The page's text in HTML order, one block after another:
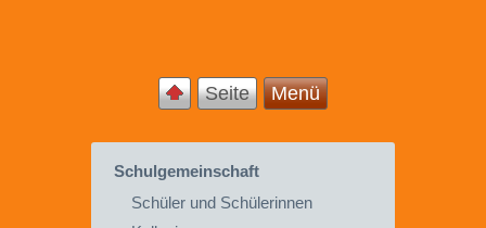
Seite Menü
Schulgemeinschaft
Schüler und Schülerinnen